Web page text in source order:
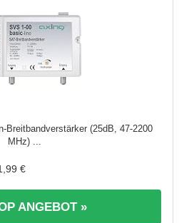
Breitbandverstärker (25dB, 47-2200
MHz) ...
€
ANGEBOT »